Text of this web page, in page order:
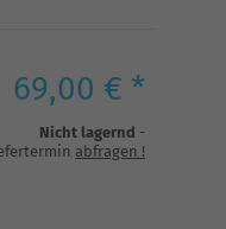
69,00 € *
Nicht lagernd -
abfragen !